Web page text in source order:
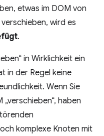
etwas im DOM von
wird es
.
in Wirklichkeit ein
in der Regel keine
Wenn Sie
„verschieben“, haben
komplexe Knoten mit